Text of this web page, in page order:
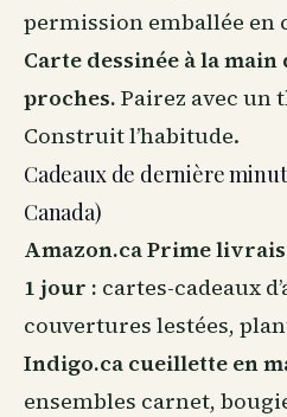
permission emballée en
Carte dessinée à la
proches. Pairez avec un
Construit l’habitude.
Cadeaux de dernière
Canada)
Amazon.ca Prime
1 jour : cartes-cadeaux
couvertures lestées,
Indigo.ca cueillette en
ensembles carnet,